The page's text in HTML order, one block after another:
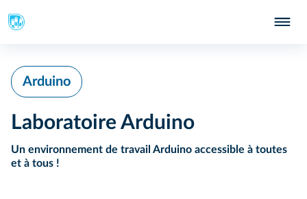
Arduino
Laboratoire Arduino
Un environnement de travail Arduino accessible à toutes
et à tous !